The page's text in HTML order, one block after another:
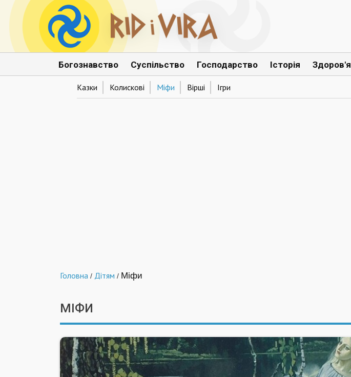
Богознавство Суспільство Господарство Історія Здоров'я
Казки Колискові Міфи Вірші Ігри
Головна / Дітям / Міфи
МІФИ